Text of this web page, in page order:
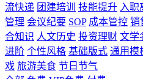
流快递 团建培训 技能提升 入职
管理 会议纪要 SOP 成本管控 销
合知识 人文历史 投资理财 文学
进阶 个性风格 基础版式 通用模
戏 旅游美食 节日节气